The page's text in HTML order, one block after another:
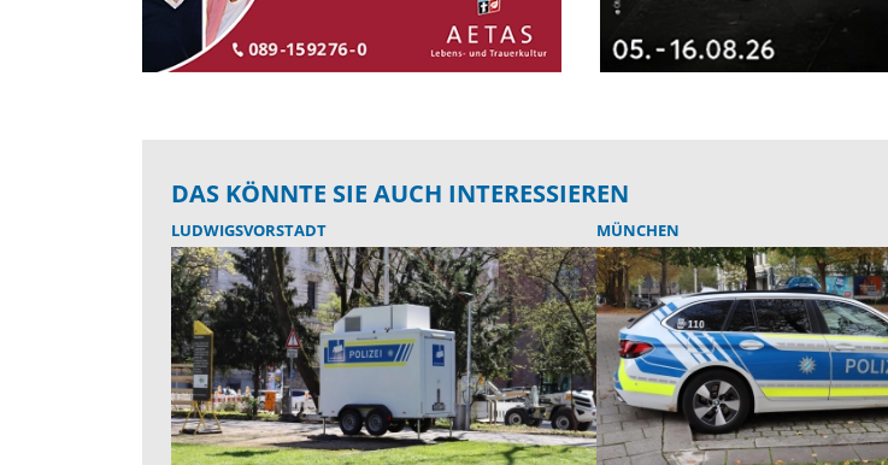
DAS KÖNNTE SIE AUCH INTERESSIEREN
LUDWIGSVORSTADT MÜNCHEN